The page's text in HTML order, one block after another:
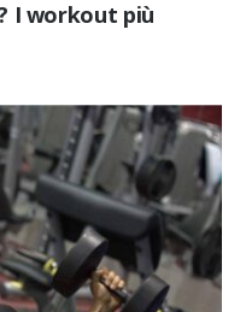
I workout più